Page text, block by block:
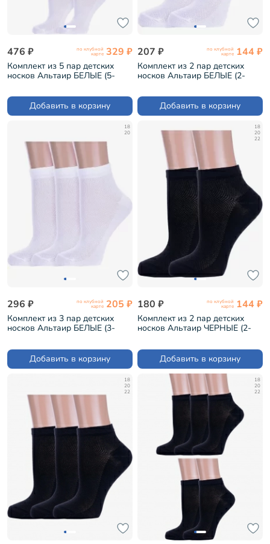
476 ₽ по клубной
карте 329 ₽
Комплект из 5 пар детских
носков Альтаир БЕЛЫЕ (5-
Добавить в корзину
207 ₽ по клубной
карте 144 ₽
Комплект из 2 пар детских
носков Альтаир БЕЛЫЕ (2-
Добавить в корзину
18
20
296 ₽ по клубной
карте 205 ₽
Комплект из 3 пар детских
носков Альтаир БЕЛЫЕ (3-
Добавить в корзину
18
20
22
180 ₽ по клубной
карте 144 ₽
Комплект из 2 пар детских
носков Альтаир ЧЕРНЫЕ (2-
Добавить в корзину
18
20
22
18
20
22